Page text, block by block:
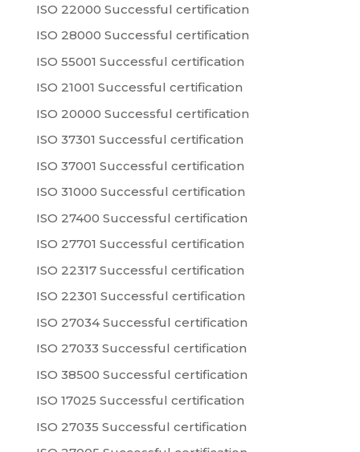
ISO 22000 Successful certification
ISO 28000 Successful certification
ISO 55001 Successful certification
ISO 21001 Successful certification
ISO 20000 Successful certification
ISO 37301 Successful certification
ISO 37001 Successful certification
ISO 31000 Successful certification
ISO 27400 Successful certification
ISO 27701 Successful certification
ISO 22317 Successful certification
ISO 22301 Successful certification
ISO 27034 Successful certification
ISO 27033 Successful certification
ISO 38500 Successful certification
ISO 17025 Successful certification
ISO 27035 Successful certification